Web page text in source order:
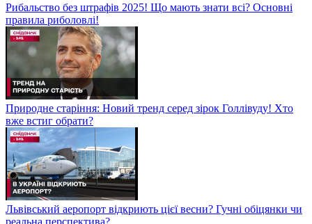
Рибальство без штрафів 2025! Що мають знати всі? Основні
правила риболовлі!
Природне старіння: Новий тренд серед зірок Голлівуду! Хто
вже встиг обрати?
Львівський аеропорт відкриють цієї весни? Гучні обіцянки чи
реальна перспектива?